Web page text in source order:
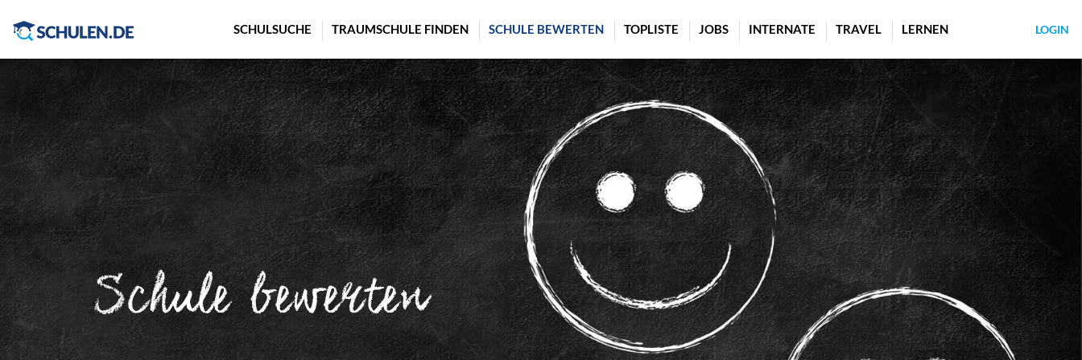
SCHULSUCHE TRAUMSCHULE FINDEN SCHULE BEWERTEN TOPLISTE JOBS INTERNATE TRAVEL LERNEN LOGIN
Schule bewerten